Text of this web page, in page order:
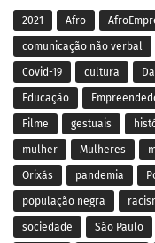
2021 Afro
comunicação não verbal
Covid-19 cultura
Educação
Filme gestuais
mulher Mulheres
Orixás pandemia
população negra
sociedade São Paulo